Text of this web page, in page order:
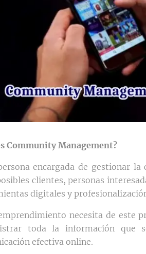
Community Management?
encargada de gestionar
clientes, personas
digitales y
necesita de este
toda la información que
efectiva online.